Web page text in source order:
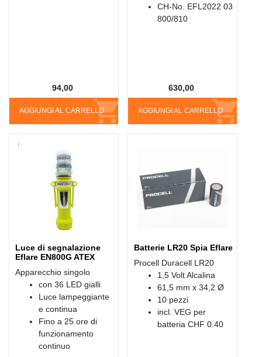
AGGIUNGI AL CARRELLO
94,00
CH-No. EFL2022 03
800/810
AGGIUNGI AL CARRELLO
630,00
Luce di segnalazione
Eflare EN800G ATEX
Apparecchio singolo
con 36 LED gialli
Luce lampeggiante
e continua
Fino a 25 ore di
funzionamento
continuo
Batterie LR20 Spia Eflare
Procell Duracell LR20
1,5 Volt Alcalina
61,5 mm x 34,2 Ø
10 pezzi
incl. VEG per
batteria CHF 0.40